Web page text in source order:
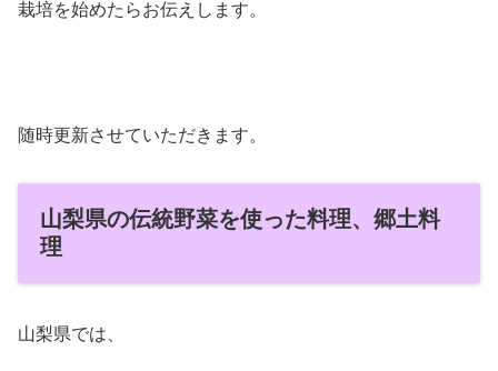
栽培を始めたらお伝えします。
随時更新させていただきます。
山梨県の伝統野菜を使った料理、郷土料
理
山梨県では、